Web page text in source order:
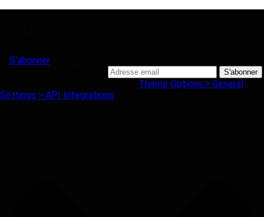
S'abonner
Theme Options > General
Settings > API Integrations